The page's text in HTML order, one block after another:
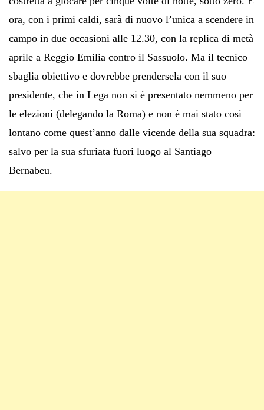
ora, con i primi caldi, sarà di nuovo l’unica a scendere in
campo in due occasioni alle 12.30, con la replica di metà
aprile a Reggio Emilia contro il Sassuolo. Ma il tecnico
sbaglia obiettivo e dovrebbe prendersela con il suo
presidente, che in Lega non si è presentato nemmeno per
le elezioni (delegando la Roma) e non è mai stato così
lontano come quest’anno dalle vicende della sua squadra:
salvo per la sua sfuriata fuori luogo al Santiago
Bernabeu.